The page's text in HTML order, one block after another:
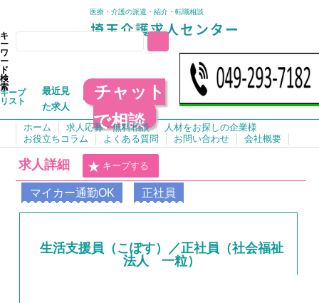
医療・介護の派遣・紹介・転職相談
キ
ー
ワ
ー
ド
検
索
キープ
リスト
最近見
た求人
チャット
で相談
ホーム 求人応募・無料相談
人材をお探しの企業様
お役立ちコラム
よくある質問 お問い合わせ 会社概要
求人詳細 キープする
マイカー通勤OK 正社員
生活支援員（こぽす）／正社員（社会福祉
法人 一粒）